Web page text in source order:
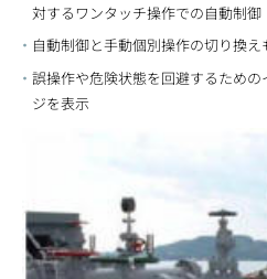
対するワンタッチ操作での自動制御
自動制御と手動個別操作の切り換え
誤操作や危険状態を回避するため
ジを表示